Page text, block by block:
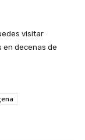
visitar
en decenas de